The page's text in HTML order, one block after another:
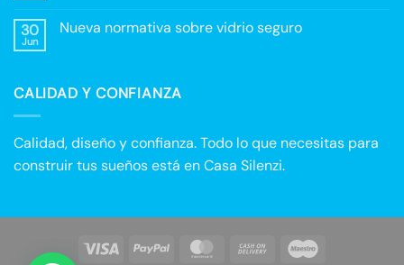
para
puertas
en
¿qué
son?
30
Jun
Nueva normativa sobre vidrio seguro
Nueva
seguro
CALIDAD Y CONFIANZA
Calidad, diseño y confianza. Todo lo que necesitas para
construir tus sueños está en Casa Silenzi.
Visa PayPal MasterCardCash